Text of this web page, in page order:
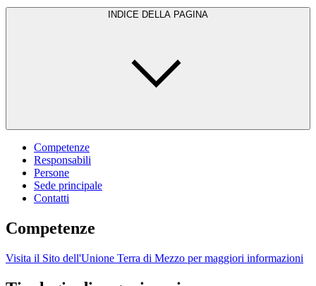
INDICE DELLA PAGINA
Competenze
Responsabili
Persone
Sede principale
Contatti
Competenze
Visita il Sito dell'Unione Terra di Mezzo per maggiori informazioni